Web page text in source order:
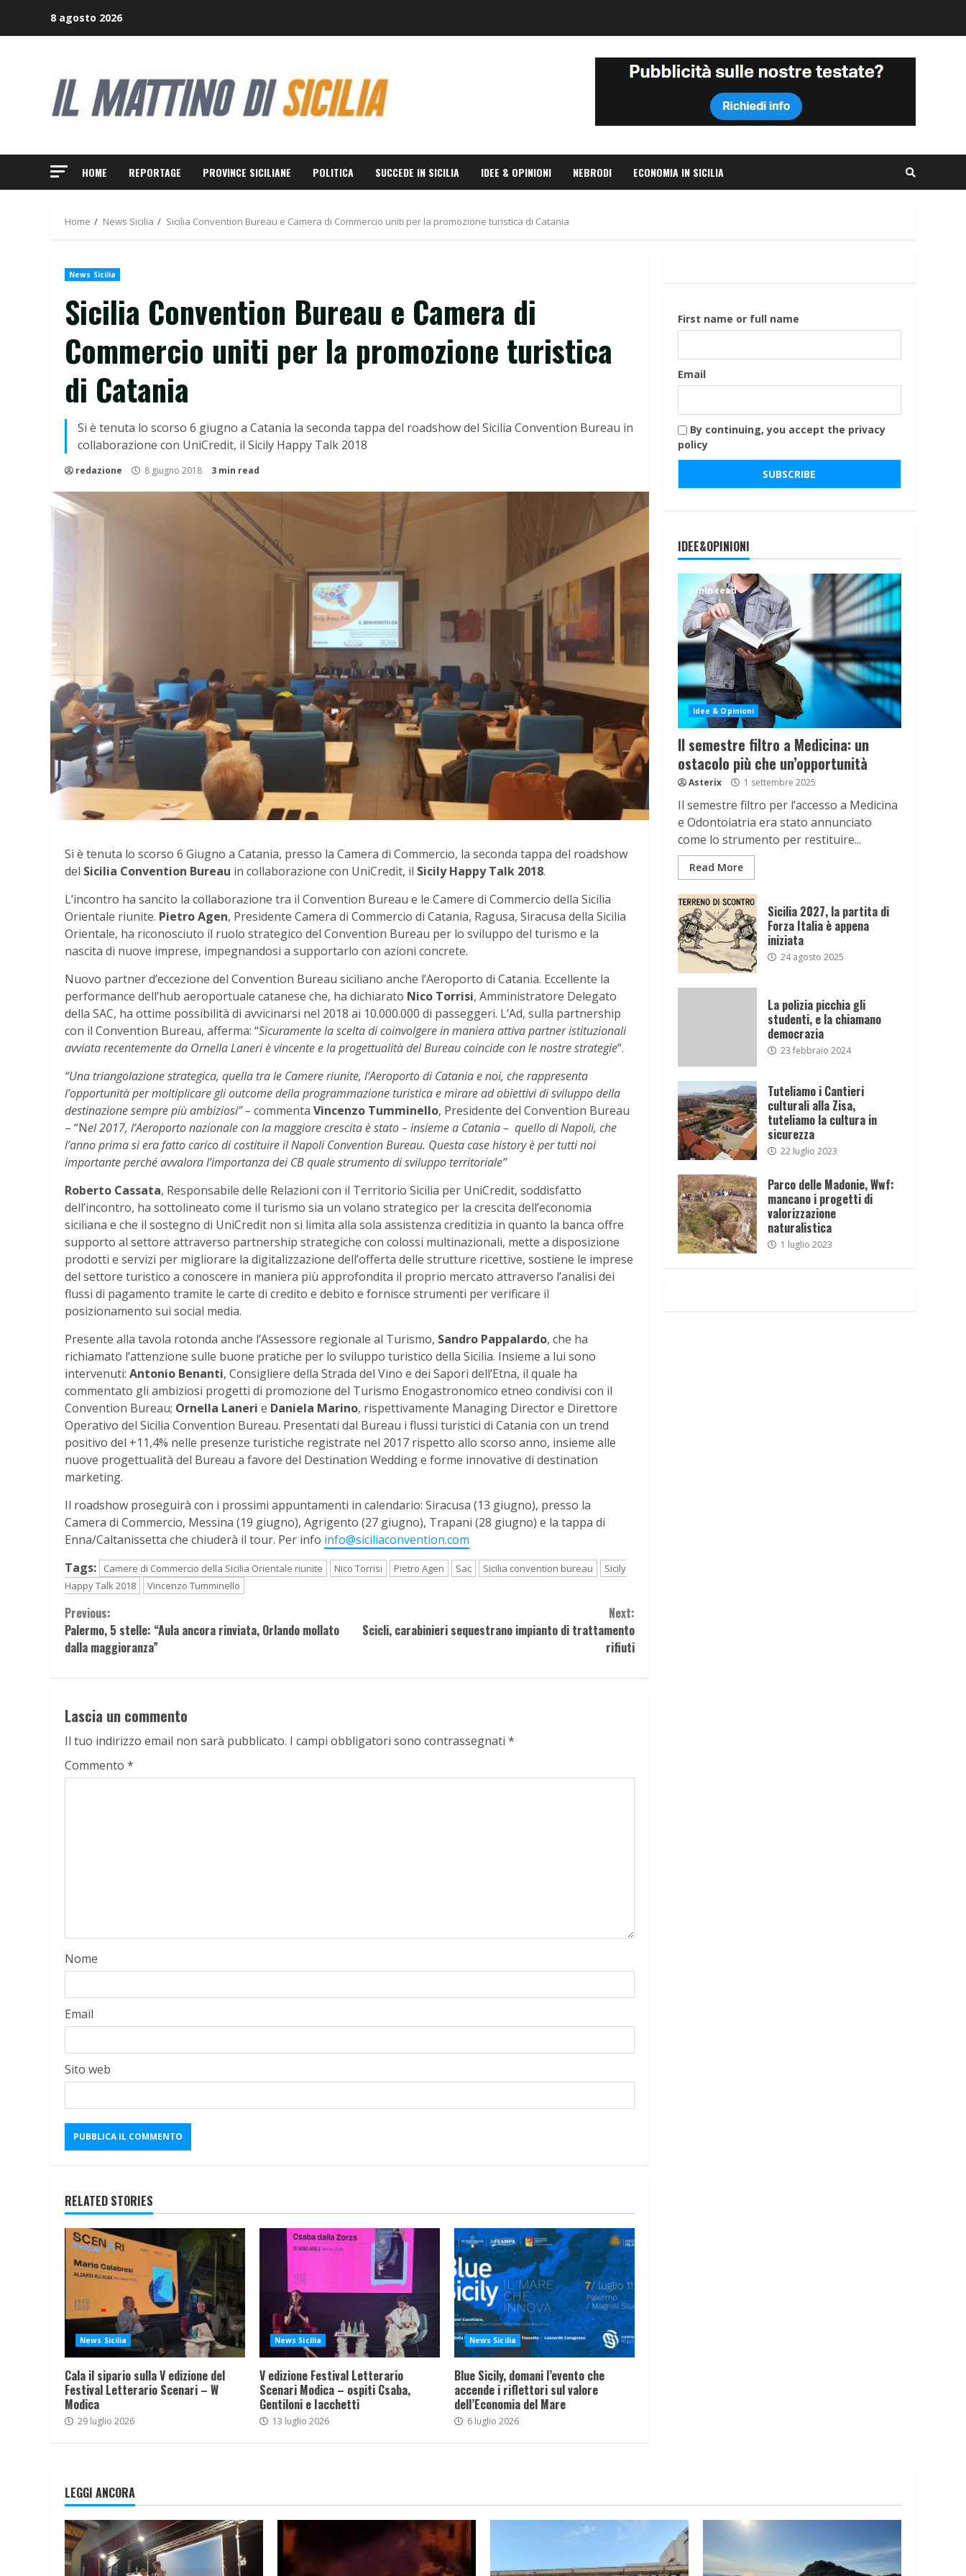
8 agosto 2026
HOME REPORTAGE PROVINCE SICILIANE POLITICA SUCCEDE IN SICILIA IDEE & OPINIONI NEBRODI ECONOMIA IN SICILIA
Home News Sicilia Sicilia Convention Bureau e Camera di Commercio uniti per la promozione turistica di Catania
News Sicilia
Sicilia Convention Bureau e Camera di
Commercio uniti per la promozione turistica
di Catania
Si è tenuta lo scorso 6 giugno a Catania la seconda tappa del roadshow del Sicilia Convention Bureau in
collaborazione con UniCredit, il Sicily Happy Talk 2018
redazione 8 giugno 2018 3 min read
Si è tenuta lo scorso 6 Giugno a Catania, presso la Camera di Commercio, la seconda tappa del roadshow
del Sicilia Convention Bureau in collaborazione con UniCredit, il Sicily Happy Talk 2018.
L’incontro ha sancito la collaborazione tra il Convention Bureau e le Camere di Commercio della Sicilia
Orientale riunite. Pietro Agen, Presidente Camera di Commercio di Catania, Ragusa, Siracusa della Sicilia
Orientale, ha riconosciuto il ruolo strategico del Convention Bureau per lo sviluppo del turismo e la
nascita di nuove imprese, impegnandosi a supportarlo con azioni concrete.
Nuovo partner d’eccezione del Convention Bureau siciliano anche l’Aeroporto di Catania. Eccellente la
performance dell’hub aeroportuale catanese che, ha dichiarato Nico Torrisi, Amministratore Delegato
della SAC, ha ottime possibilità di avvicinarsi nel 2018 ai 10.000.000 di passeggeri. L’Ad, sulla partnership
con il Convention Bureau, afferma: “Sicuramente la scelta di coinvolgere in maniera attiva partner istituzionali
avviata recentemente da Ornella Laneri è vincente e la progettualità del Bureau coincide con le nostre strategie”.
“Una triangolazione strategica, quella tra le Camere riunite, l’Aeroporto di Catania e noi, che rappresenta
l’opportunità per moltiplicare gli outcome della programmazione turistica e mirare ad obiettivi di sviluppo della
destinazione sempre più ambiziosi” – commenta Vincenzo Tumminello, Presidente del Convention Bureau
– “Nel 2017, l’Aeroporto nazionale con la maggiore crescita è stato – insieme a Catania – quello di Napoli, che
l’anno prima si era fatto carico di costituire il Napoli Convention Bureau. Questa case history è per tutti noi
importante perché avvalora l’importanza dei CB quale strumento di sviluppo territoriale”
Roberto Cassata, Responsabile delle Relazioni con il Territorio Sicilia per UniCredit, soddisfatto
dell’incontro, ha sottolineato come il turismo sia un volano strategico per la crescita dell’economia
siciliana e che il sostegno di UniCredit non si limita alla sola assistenza creditizia in quanto la banca offre
supporto al settore attraverso partnership strategiche con colossi multinazionali, mette a disposizione
prodotti e servizi per migliorare la digitalizzazione dell’offerta delle strutture ricettive, sostiene le imprese
del settore turistico a conoscere in maniera più approfondita il proprio mercato attraverso l’analisi dei
flussi di pagamento tramite le carte di credito e debito e fornisce strumenti per verificare il
posizionamento sui social media.
Presente alla tavola rotonda anche l’Assessore regionale al Turismo, Sandro Pappalardo, che ha
richiamato l’attenzione sulle buone pratiche per lo sviluppo turistico della Sicilia. Insieme a lui sono
intervenuti: Antonio Benanti, Consigliere della Strada del Vino e dei Sapori dell’Etna, il quale ha
commentato gli ambiziosi progetti di promozione del Turismo Enogastronomico etneo condivisi con il
Convention Bureau; Ornella Laneri e Daniela Marino, rispettivamente Managing Director e Direttore
Operativo del Sicilia Convention Bureau. Presentati dal Bureau i flussi turistici di Catania con un trend
positivo del +11,4% nelle presenze turistiche registrate nel 2017 rispetto allo scorso anno, insieme alle
nuove progettualità del Bureau a favore del Destination Wedding e forme innovative di destination
marketing.
Il roadshow proseguirà con i prossimi appuntamenti in calendario: Siracusa (13 giugno), presso la
Camera di Commercio, Messina (19 giugno), Agrigento (27 giugno), Trapani (28 giugno) e la tappa di
Enna/Caltanissetta che chiuderà il tour. Per info info@siciliaconvention.com
Tags:
Camere di Commercio della Sicilia Orientale riunite Nico Torrisi Pietro Agen Sac Sicilia convention bureau
Sicily
Happy Talk 2018
Vincenzo Tumminello
Continue
Reading
Previous:
Palermo, 5 stelle: “Aula ancora rinviata, Orlando mollato
dalla maggioranza”
Next:
Scicli, carabinieri sequestrano impianto di trattamento
rifiuti
Lascia un commento
Il tuo indirizzo email non sarà pubblicato. I campi obbligatori sono contrassegnati *
Commento *
Nome
Email
Sito web
RELATED STORIES
News Sicilia
Cala il sipario sulla V edizione del
Festival Letterario Scenari – W
Modica
29 luglio 2026
News Sicilia
V edizione Festival Letterario
Scenari Modica – ospiti Csaba,
Gentiloni e Iacchetti
13 luglio 2026
News Sicilia
Blue Sicily, domani l’evento che
accende i riflettori sul valore
dell’Economia del Mare
6 luglio 2026
First name or full name
Email
By continuing, you accept the privacy
policy
IDEE&OPINIONI
2 min read
Idee & Opinioni
Il semestre filtro a Medicina: un
ostacolo più che un’opportunità
Asterix 1 settembre 2025
Il semestre filtro per l’accesso a Medicina
e Odontoiatria era stato annunciato
come lo strumento per restituire...
Read More
Sicilia 2027, la partita di
Forza Italia è appena
iniziata
24 agosto 2025
La polizia picchia gli
studenti, e la chiamano
democrazia
23 febbraio 2024
Tuteliamo i Cantieri
culturali alla Zisa,
tuteliamo la cultura in
sicurezza
22 luglio 2023
Parco delle Madonie, Wwf:
mancano i progetti di
valorizzazione
naturalistica
1 luglio 2023
LEGGI ANCORA